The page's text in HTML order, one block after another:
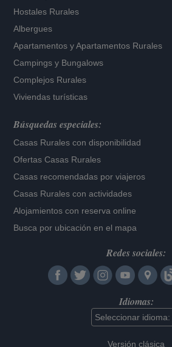
Hostales Rurales
Albergues
Apartamentos yApartamentos Rurales
Campings y Bungalows
Complejos Rurales
Viviendas turísticas
Búsquedas especiales:
Casas Rurales con disponibilidad
Ofertas Casas Rurales
Casas recomendadas por viajeros
Casas Rurales con actividades
Alojamientos con reserva online
Busca por ubicación en el mapa
Redes sociales:
Idiomas:
Versión clásica